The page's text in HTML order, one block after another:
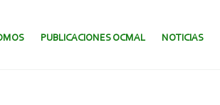
PUBLICACIONES OCMAL NOTICIAS